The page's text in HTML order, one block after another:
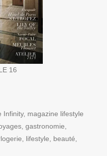
16
magazine lifestyle
gastronomie,
lifestyle, beauté,